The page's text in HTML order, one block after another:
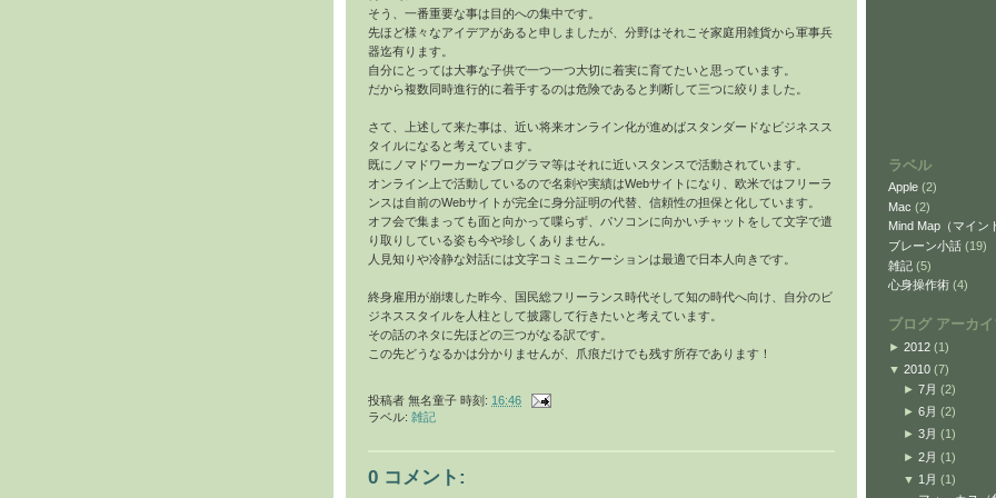
そう、一番重要な事は目的への集中です。
先ほど様々なアイデアがあると申しましたが、分野はそれこそ家庭用雑貨から軍事兵
器迄有ります。
自分にとっては大事な子供で一つ一つ大切に着実に育てたいと思っています。
だから複数同時進行的に着手するのは危険であると判断して三つに絞りました。
さて、上述して来た事は、近い将来オンライン化が進めばスタンダードなビジネスス
タイルになると考えています。
既にノマドワーカーなプログラマ等はそれに近いスタンスで活動されています。
オンライン上で活動しているので名刺や実績はWebサイトになり、欧米ではフリーラ
ンスは自前のWebサイトが完全に身分証明の代替、信頼性の担保と化しています。
オフ会で集まっても面と向かって喋らず、パソコンに向かいチャットをして文字で遣
り取りしている姿も今や珍しくありません。
人見知りや冷静な対話には文字コミュニケーションは最適で日本人向きです。
終身雇用が崩壊した昨今、国民総フリーランス時代そして知の時代へ向け、自分のビ
ジネススタイルを人柱として披露して行きたいと考えています。
その話のネタに先ほどの三つがなる訳です。
この先どうなるかは分かりませんが、爪痕だけでも残す所存であります！
投稿者 無名童子 時刻: 16:46
ラベル: 雑記
0 コメント:
ラベル
Apple (2)
Mac (2)
Mind Map（マイン
ブレーン小話 (19)
雑記 (5)
心身操作術 (4)
ブログ アーカ
► 2012 (1)
▼ 2010 (7)
► 7月 (2)
► 6月 (2)
► 3月 (1)
► 2月 (1)
▼ 1月 (1)